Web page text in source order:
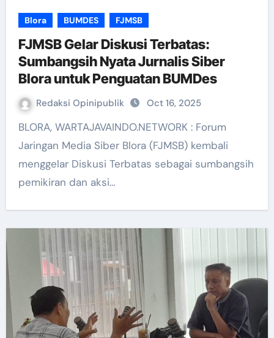
Blora BUMDES FJMSB
FJMSB Gelar Diskusi Terbatas:
Sumbangsih Nyata Jurnalis Siber
Blora untuk Penguatan BUMDes
Redaksi Opinipublik Oct 16, 2025
BLORA, WARTAJAVAINDO.NETWORK : Forum
Jaringan Media Siber Blora (FJMSB) kembali
menggelar Diskusi Terbatas sebagai sumbangsih
pemikiran dan aksi…